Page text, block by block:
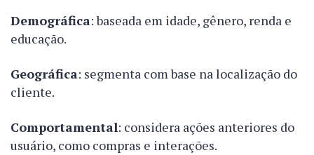
Demográfica: baseada em idade, gênero, renda e
educação.
Geográfica: segmenta com base na localização do
cliente.
Comportamental: considera ações anteriores do
usuário, como compras e interações.